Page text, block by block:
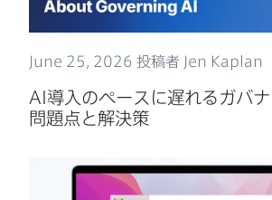
June 25 2026 投稿者 Jen Kaplan
AI 導入の​ペースに​遅れる​ガバ
問題点と​解決策